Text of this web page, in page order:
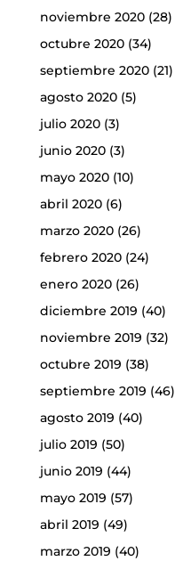
noviembre 2020(28)
octubre 2020(34)
septiembre 2020(21)
agosto 2020(5)
julio 2020(3)
junio 2020(3)
mayo 2020(10)
abril 2020(6)
marzo 2020(26)
febrero 2020(24)
enero 2020(26)
diciembre 2019 (40)
noviembre 2019 (32)
octubre 2019 (38)
septiembre 2019 (46)
agosto 2019 (40)
julio 2019 (50)
junio 2019 (44)
mayo 2019 (57)
abril 2019 (49)
marzo 2019 (40)